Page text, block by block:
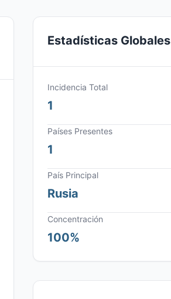
Estadísticas Globales
Incidencia Total
1
Países Presentes
1
País Principal
Rusia
Concentración
100%